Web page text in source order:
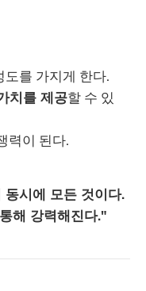
를 가지게 한다.
치를 제공할 수 있
력이 된다.
시에 모든 것이다.
해 강력해진다."